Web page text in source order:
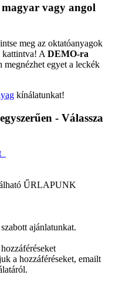
vagy angol
meg az oktatóanyagok
kattintva! A DEMO-ra
egyet a leckék
kínálatunkat!
- Válassza
ŰRLAPUNK
ajánlatunkat.
a hozzáféréseket, emailt